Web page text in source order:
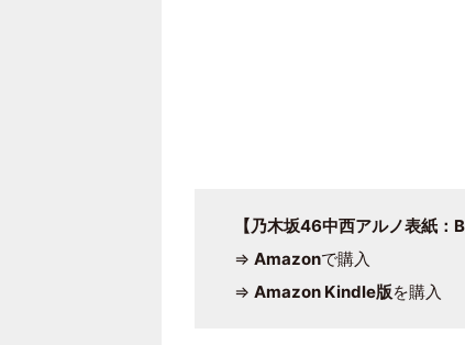
【乃木坂46中西アルノ表紙：
⇒ Amazonで購入
⇒ Amazon Kindle版を購入